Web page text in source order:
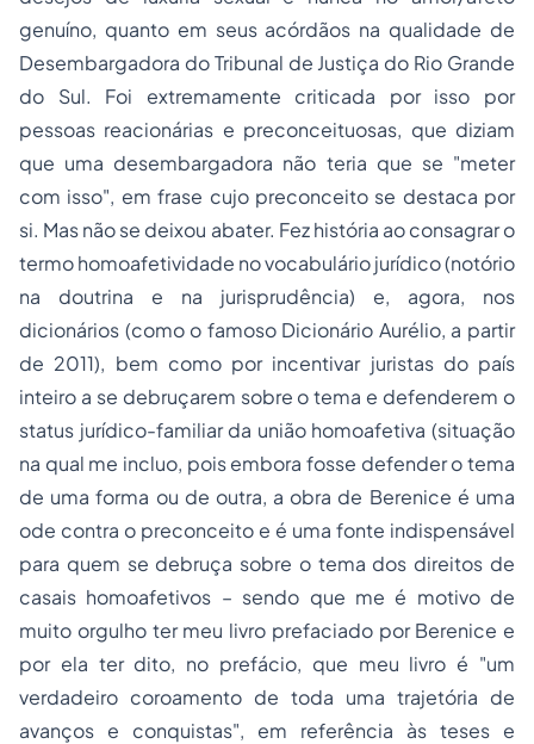
genuíno, quanto em seus acórdãos na qualidade de
Desembargadora do Tribunal de Justiça do Rio Grande
do Sul. Foi extremamente criticada por isso por
pessoas reacionárias e preconceituosas, que diziam
que uma desembargadora não teria que se "meter
com isso", em frase cujo preconceito se destaca por
si. Mas não se deixou abater. Fez história ao consagrar o
termohomoafetividade no vocabulário jurídico (notório
na doutrina e na jurisprudência) e, agora, nos
dicionários (como o famoso Dicionário Aurélio, a partir
de 2011), bem como por incentivar juristas do país
inteiro a se debruçarem sobre o tema e defenderem o
status jurídico-familiar da união homoafetiva (situação
na qual me incluo, pois embora fosse defender o tema
de uma forma ou de outra, a obra de Berenice é uma
ode contra o preconceito e é uma fonte indispensável
para quem se debruça sobre o tema dos direitos de
casais homoafetivos – sendo que me é motivo de
muito orgulho ter meu livro prefaciado por Berenice e
por ela ter dito, no prefácio, que meu livro é "um
verdadeiro coroamento de toda uma trajetória de
avanços e conquistas", em referência às teses e